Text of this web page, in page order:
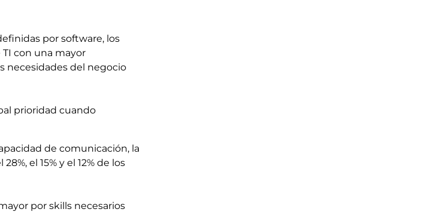
por software, los
con una mayor
necesidades del negocio
prioridad cuando
de comunicación, la
el 15% y el 12% de los
por skills necesarios